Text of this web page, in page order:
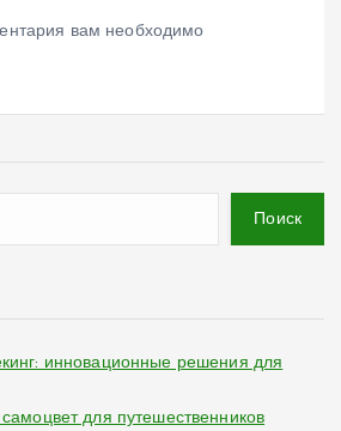
вам необходимо
Поиск
инновационные решения для
для путешественников